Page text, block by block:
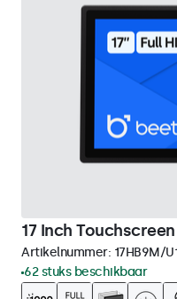
17 Inch
Artikelnummer: 17HB9M/
62 stuks beschikbaar